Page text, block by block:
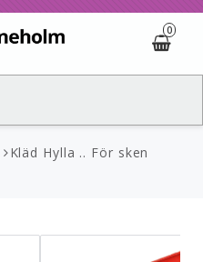
0
Kläd Hylla .. För sken